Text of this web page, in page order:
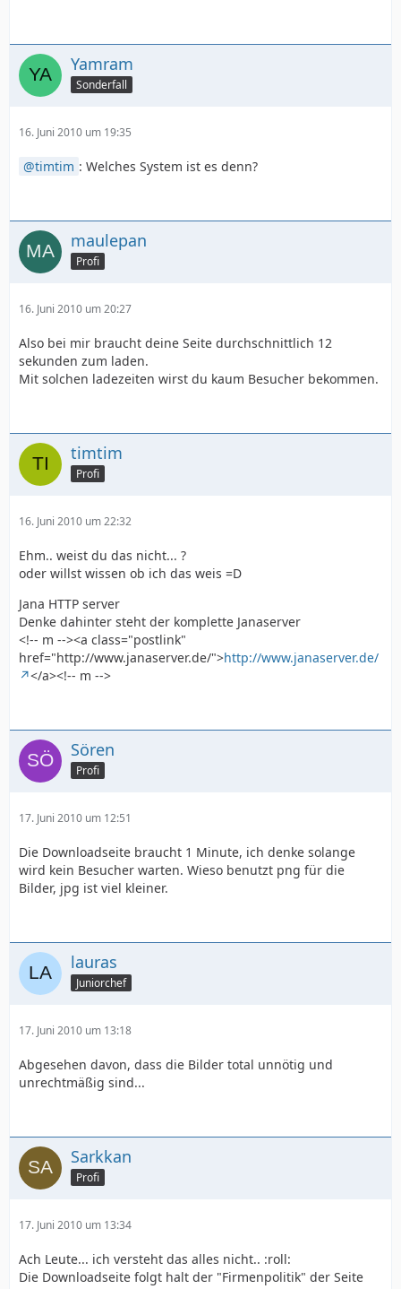
Yamram
Sonderfall
16. Juni 2010 um 19:35
timtim : Welches System ist es denn?
maulepan
Profi
16. Juni 2010 um 20:27
Also bei mir braucht deine Seite durchschnittlich 12
sekunden zum laden.
Mit solchen ladezeiten wirst du kaum Besucher bekommen.
timtim
Profi
16. Juni 2010 um 22:32
Ehm.. weist du das nicht... ?
oder willst wissen ob ich das weis =D
Jana HTTP server
Denke dahinter steht der komplette Janaserver
<!-- m --><a class="postlink"
href="http://www.janaserver.de/">http://www.janaserver.de/
</a><!-- m -->
Sören
Profi
17. Juni 2010 um 12:51
Die Downloadseite braucht 1 Minute, ich denke solange
wird kein Besucher warten. Wieso benutzt png für die
Bilder, jpg ist viel kleiner.
lauras
Juniorchef
17. Juni 2010 um 13:18
Abgesehen davon, dass die Bilder total unnötig und
unrechtmäßig sind...
Sarkkan
Profi
17. Juni 2010 um 13:34
Ach Leute... ich versteht das alles nicht.. :roll:
Die Downloadseite folgt halt der "Firmenpolitik" der Seite